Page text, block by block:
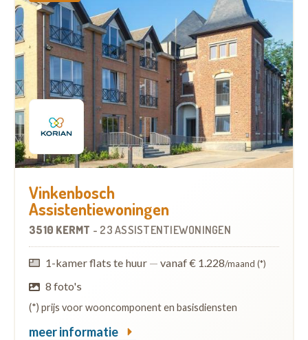
Vinkenbosch
Assistentiewoningen
3510 KERMT - 23 ASSISTENTIEWONINGEN
1-kamer flats te huur — vanaf € 1.228/maand (*)
8 foto's
(*) prijs voor wooncomponent en basisdiensten
meer informatie